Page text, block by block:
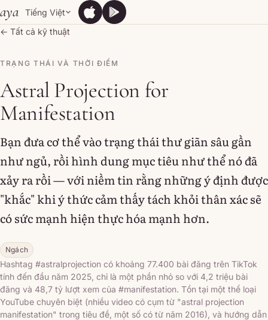
Skip to content
aya Tiếng Việt App Store
App StoreGoogle Play
Google Play
← Tất cả kỹ thuật
TRẠNG THÁI VÀ THỜI ĐIỂM
Astral Projection for
Manifestation
Bạn đưa cơ thể vào trạng thái thư giãn sâu gần
như ngủ, rồi hình dung mục tiêu như thể nó đã
xảy ra rồi — với niềm tin rằng những ý định được
"khắc" khi ý thức cảm thấy tách khỏi thân xác sẽ
có sức mạnh hiện thực hóa mạnh hơn.
Ngách
Hashtag #astralprojection có khoảng 77.400 bài đăng trên TikTok
tính đến đầu năm 2025, chỉ là một phần nhỏ so với 4,2 triệu bài
đăng và 48,7 tỷ lượt xem của #manifestation. Tồn tại một thể loại
YouTube chuyên biệt (nhiều video có cụm từ "astral projection
manifestation" trong tiêu đề, một số có từ năm 2016), và hướng dẫn